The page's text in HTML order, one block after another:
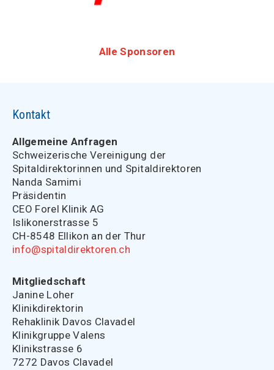
Alle Sponsoren
Kontakt
Allgemeine Anfragen
Schweizerische Vereinigung der
Spitaldirektorinnen und Spitaldirektoren
Nanda Samimi
Präsidentin
CEO Forel Klinik AG
Islikonerstrasse 5
CH-8548 Ellikon an der Thur
info@spitaldirektoren.ch
Mitgliedschaft
Janine Loher
Klinikdirektorin
Rehaklinik Davos Clavadel
Klinikgruppe Valens
Klinikstrasse 6
7272 Davos Clavadel